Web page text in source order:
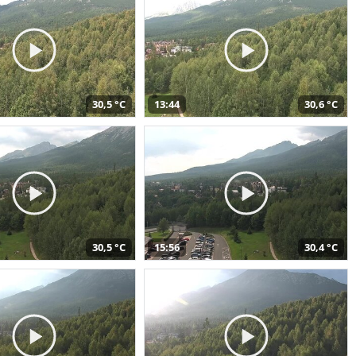
30,5 °C 13:44 30,6 °C
30,5 °C 15:56 30,4 °C